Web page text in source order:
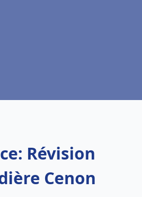
Révision
Cenon